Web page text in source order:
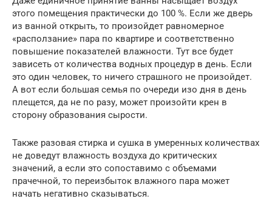
этого помещения практически до 100 %. Если же дверь
из ванной открыть, то произойдет равномерное
«расползание» пара по квартире и соответственно
повышение показателей влажности. Тут все будет
зависеть от количества водных процедур в день. Если
это один человек, то ничего страшного не произойдет.
А вот если большая семья по очереди изо дня в день
плещется, да не по разу, может произойти крен в
сторону образования сырости.
Также разовая стирка и сушка в умеренных количествах
не доведут влажность воздуха до критических
значений, а если это сопоставимо с объемами
прачечной, то переизбыток влажного пара может
начать негативно сказываться.